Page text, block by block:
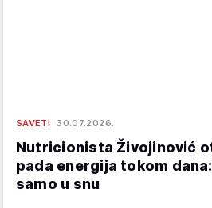
SAVETI 30.07.2026.
Nutricionista Živojinović
pada energija tokom
samo u snu